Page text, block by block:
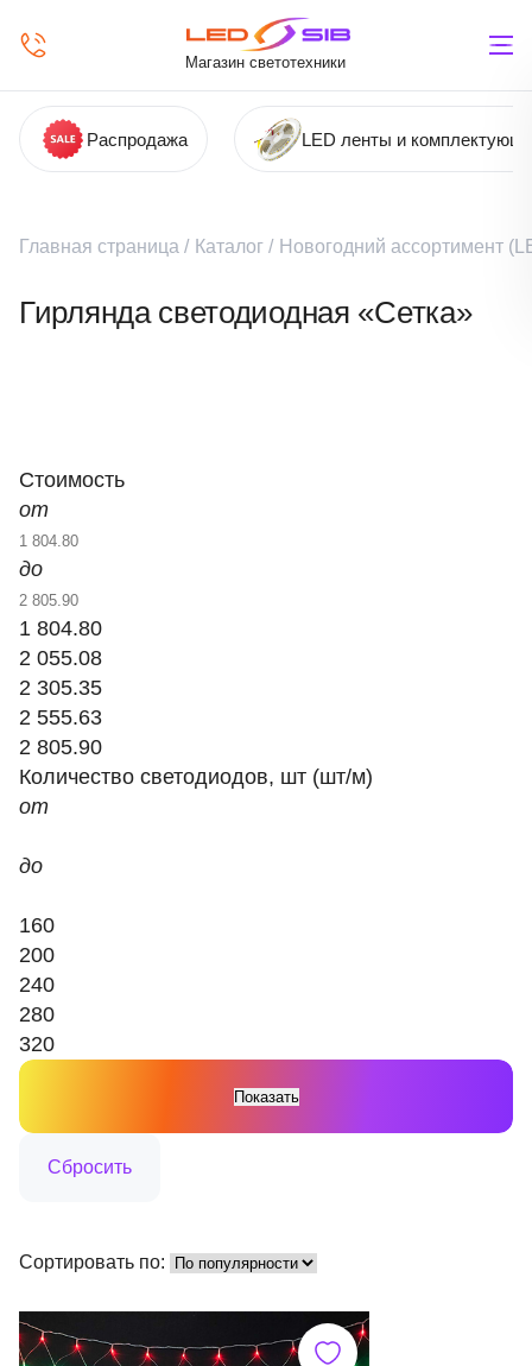
Магазин светотехники
Распродажа LED ленты и
Главная страница / Каталог / Новогодний ассортимент
Гирлянда светодиодная «Сетка»
Стоимость
от
до
1 804.80
2 055.08
2 305.35
2 555.63
2 805.90
Количество светодиодов, шт (шт/м)
от
до
160
200
240
280
320
Сортировать по: